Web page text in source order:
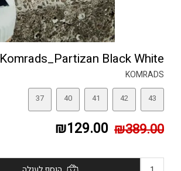
Komrads_Partizan Black White
KOMRADS
37 40 41 42 43
₪389.00
₪129.00